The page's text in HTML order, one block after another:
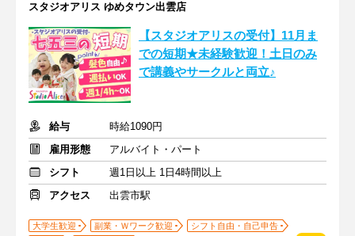
スタジオアリス ゆめタウン出雲店
【スタジオアリスの受付】11月ま
での短期★未経験歓迎！土日のみ
で講義やサークルと両立♪
給与
時給1090円
雇用形態
アルバイト・パート
シフト
週1日以上 1日4時間以上
アクセス
出雲市駅
大学生歓迎 副業・Ｗワーク歓迎
シフト自由・自己申告